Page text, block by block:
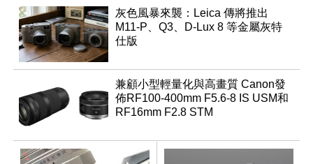
灰色風暴來襲：Leica 傳將推出
M11-P、Q3、D-Lux 8 等金屬灰特
仕版
兼顧小型輕量化與高畫質 Canon發
佈RF100-400mm F5.6-8 IS USM和
RF16mm F2.8 STM